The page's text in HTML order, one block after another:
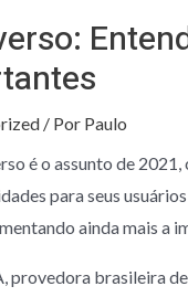
/ Por Paulo
é o assunto de
para seus
ainda mais a
provedora brasileira